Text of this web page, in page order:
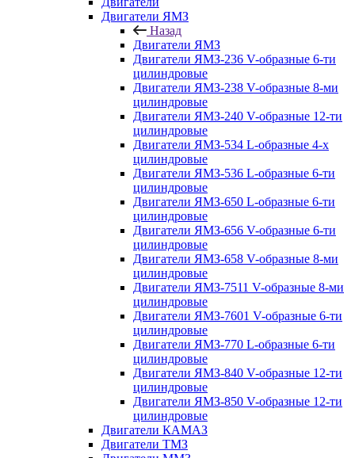
Двигатели ЯМЗ
Назад
Двигатели ЯМЗ
Двигатели ЯМЗ-236 V-образные 6-ти
цилиндровые
Двигатели ЯМЗ-238 V-образные 8-ми
цилиндровые
Двигатели ЯМЗ-240 V-образные 12-ти
цилиндровые
Двигатели ЯМЗ-534 L-образные 4-х
цилиндровые
Двигатели ЯМЗ-536 L-образные 6-ти
цилиндровые
Двигатели ЯМЗ-650 L-образные 6-ти
цилиндровые
Двигатели ЯМЗ-656 V-образные 6-ти
цилиндровые
Двигатели ЯМЗ-658 V-образные 8-ми
цилиндровые
Двигатели ЯМЗ-7511 V-образные 8-ми
цилиндровые
Двигатели ЯМЗ-7601 V-образные 6-ти
цилиндровые
Двигатели ЯМЗ-770 L-образные 6-ти
цилиндровые
Двигатели ЯМЗ-840 V-образные 12-ти
цилиндровые
Двигатели ЯМЗ-850 V-образные 12-ти
цилиндровые
Двигатели КАМАЗ
Двигатели ТМЗ